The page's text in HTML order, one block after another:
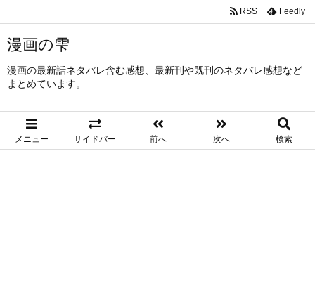
漫画の雫
漫画の最新話ネタバレ含む感想、最新刊や既刊のネタバレ感想など
まとめています。
メニュー サイドバー 前へ 次へ 検索
RSS Feedly